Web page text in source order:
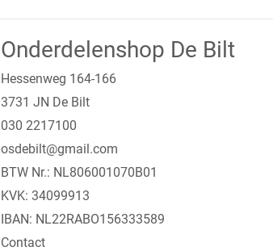
Onderdelenshop De Bilt
Hessenweg 164-166
3731 JN De Bilt
030 2217100
osdebilt@gmail.com
BTW Nr.: NL806001070B01
KVK: 34099913
IBAN: NL22RABO156333589
Contact